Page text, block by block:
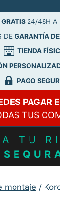
24/48H A
DE GARANTÍA
TIENDA
PAGO
PAGAR
TUS
A TU
montaje /